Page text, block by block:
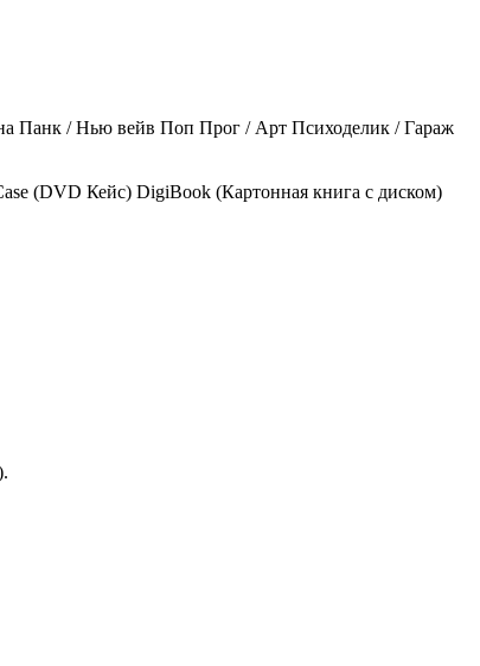
Панк / Нью вейв Поп Прог / Арт Психоделик / Гараж
(DVD Кейс) DigiBook (Картонная книга с диском)